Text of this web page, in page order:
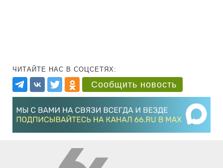
ЧИТАЙТЕ НАС В СОЦСЕТЯХ:
Сообщить новость